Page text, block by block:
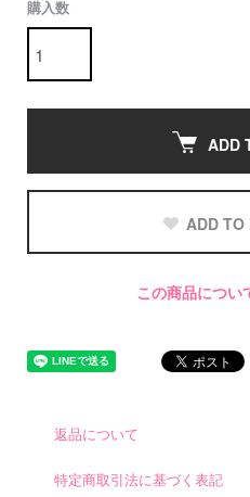
購入数
ADD
ADD TO
この商品につい
返品について
特定商取引法に基づく表記